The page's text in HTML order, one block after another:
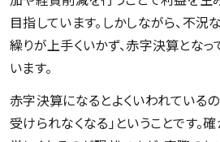
記事一覧を見
目指しています。しかしながら、不
繰りが上手くいかず、赤字決算とな
います。
赤字決算になるとよくいわれている
受けられなくなる」ということです。